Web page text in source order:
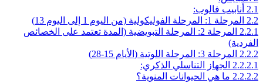
2.1 أنابيب فالوب:
2.2 المرحلة 1: المرحلة الفوليكولية (من اليوم 1 إلى اليوم 13)
2.2.1
المرحلة 2: المرحلة التبويضية (المدة تعتمد على الخصائص
الفردية)
2.2.2 المرحلة 3: المرحلة اللوتية (الأيام 15-28)
2.2.2.1 الجهاز التناسلي الذكري:
2.2.2.2 ما هي الحيوانات المنوية؟